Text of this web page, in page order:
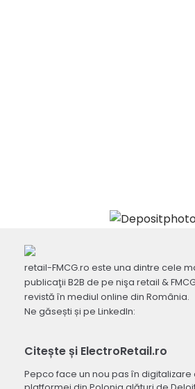
retail-FMCG.ro este una dintre cele
publicaţii B2B de pe nişa retail &
revistă în mediul online din România.
Ne găsești și pe LinkedIn:
Citește și ElectroRetail.ro
Pepco face un nou pas în